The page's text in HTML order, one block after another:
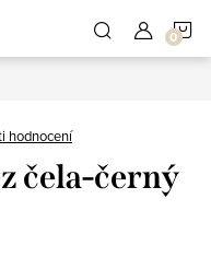
hodnocení
čela-černý